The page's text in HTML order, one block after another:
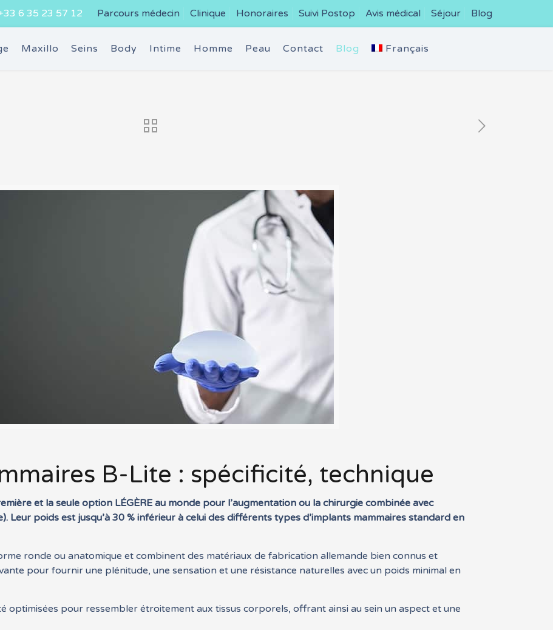
6 35 23 57 12 Parcours médecin Clinique Honoraires Suivi Postop Avis médical Séjour Blog
Maxillo Seins Body Intime Homme Peau Contact Blog Français
B-Lite : spécificité, technique
et la seule option LÉGÈRE au monde pour l’augmentation ou la chirurgie combinée avec
Leur poids est jusqu’à 30 % inférieur à celui des différents types d’implants mammaires standard en
ronde ou anatomique et combinent des matériaux de fabrication allemande bien connus et
pour fournir une plénitude, une sensation et une résistance naturelles avec un poids minimal en
optimisées pour ressembler étroitement aux tissus corporels, offrant ainsi au sein un aspect et une